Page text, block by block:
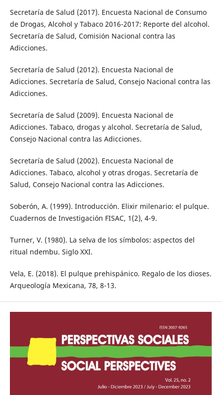
Secretaría de Salud (2017). Encuesta Nacional de Consumo
de Drogas, Alcohol y Tabaco 2016-2017: Reporte del alcohol.
Secretaría de Salud, Comisión Nacional contra las
Adicciones.
Secretaría de Salud (2012). Encuesta Nacional de
Adicciones. Secretaría de Salud, Consejo Nacional contra las
Adicciones.
Secretaría de Salud (2009). Encuesta Nacional de
Adicciones. Tabaco, drogas y alcohol. Secretaría de Salud,
Consejo Nacional contra las Adicciones.
Secretaría de Salud (2002). Encuesta Nacional de
Adicciones. Tabaco, alcohol y otras drogas. Secretaría de
Salud, Consejo Nacional contra las Adicciones.
Soberón, A. (1999). Introducción. Elixir milenario: el pulque.
Cuadernos de Investigación FISAC, 1(2), 4-9.
Turner, V. (1980). La selva de los símbolos: aspectos del
ritual ndembu. Siglo XXI.
Vela, E. (2018). El pulque prehispánico. Regalo de los dioses.
Arqueología Mexicana, 78, 8-13.